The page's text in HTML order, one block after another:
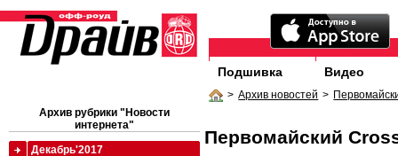
Подшивка Видео
> Архив новостей >
Первомайский
Архив рубрики "Новости
интернета"
Декабрь'2017